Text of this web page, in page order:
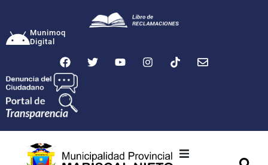
Munimoq
Digital